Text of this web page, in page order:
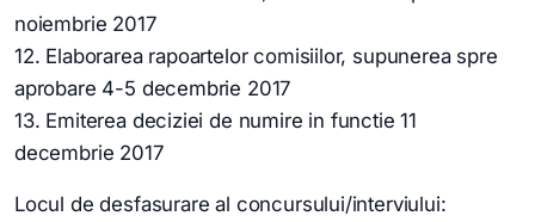
noiembrie 2017
12. Elaborarea rapoartelor comisiilor, supunerea spre
aprobare 4-5 decembrie 2017
13. Emiterea deciziei de numire in functie 11
decembrie 2017
Locul de desfasurare al concursului/interviului: